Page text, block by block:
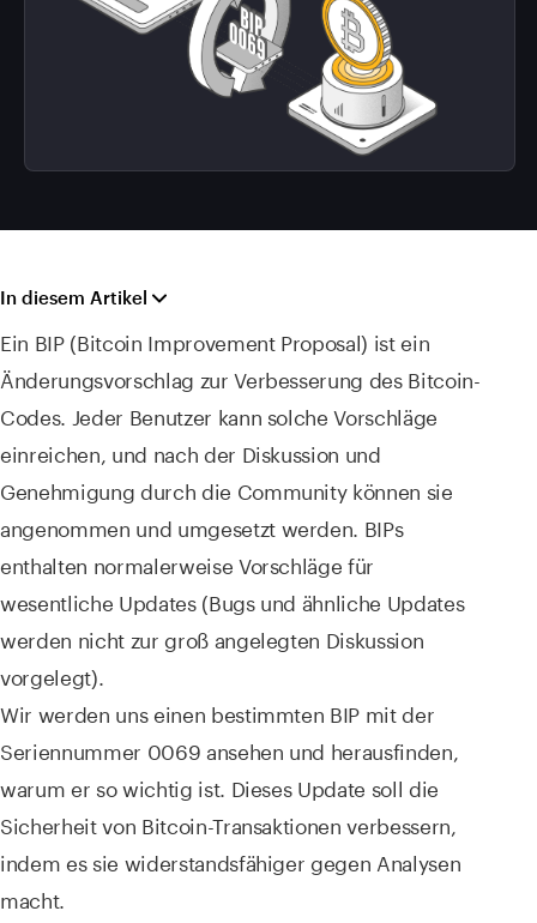
In diesem Artikel
Ein BIP (Bitcoin Improvement Proposal) ist ein
Änderungsvorschlag zur Verbesserung des Bitcoin-
Codes. Jeder Benutzer kann solche Vorschläge
einreichen, und nach der Diskussion und
Genehmigung durch die Community können sie
angenommen und umgesetzt werden. BIPs
enthalten normalerweise Vorschläge für
wesentliche Updates (Bugs und ähnliche Updates
werden nicht zur groß angelegten Diskussion
vorgelegt).
Wir werden uns einen bestimmten BIP mit der
Seriennummer 0069 ansehen und herausfinden,
warum er so wichtig ist. Dieses Update soll die
Sicherheit von Bitcoin-Transaktionen verbessern,
indem es sie widerstandsfähiger gegen Analysen
macht.